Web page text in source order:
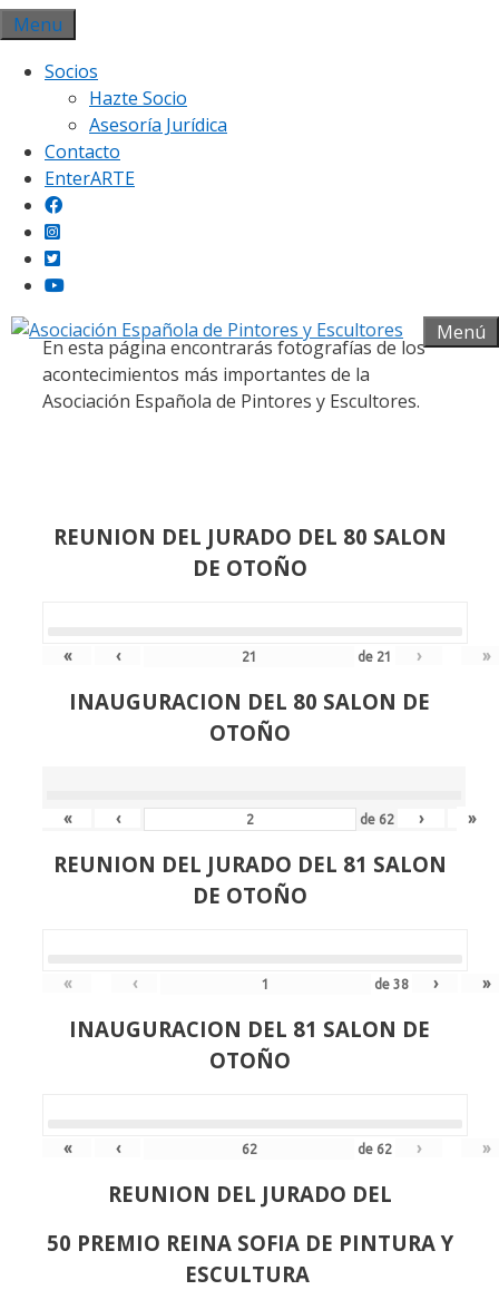
Saltar
al
contenido
Menu
Socios
Hazte Socio
Asesoría Jurídica
Contacto
EnterARTE
Menú
Galería fotográfica
En esta página encontrarás fotografías de los
acontecimientos más importantes de la
Asociación Española de Pintores y Escultores.
REUNION DEL JURADO DEL 80 SALON
DE OTOÑO
« ‹ de 21 › »
INAUGURACION DEL 80 SALON DE
OTOÑO
« ‹ de 62 › »
REUNION DEL JURADO DEL 81 SALON
DE OTOÑO
« ‹ de38 › »
INAUGURACION DEL 81 SALON DE
OTOÑO
« ‹ de 62 › »
REUNION DEL JURADO DEL
50 PREMIO REINA SOFIA DE PINTURA Y
ESCULTURA